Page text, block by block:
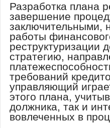
Разработка плана
завершение
заключительными,
работы
реструктуризации
стратегию,
требований
управляющий
этого плана,
должника, так и
вовлеченных в